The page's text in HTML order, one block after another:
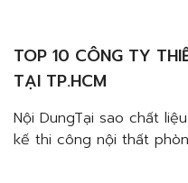
TOP 10 CÔNG TY
TẠI TP.HCM
Nội DungTại sao chất
kế thi công nội thất